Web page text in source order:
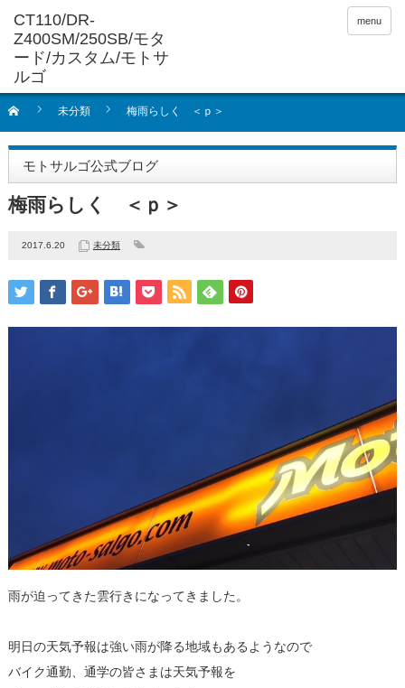
menu
未分類 梅雨らしく ＜ｐ＞
モトサルゴ公式ブログ
梅雨らしく ＜ｐ＞
2017.6.20 未分類
雨が迫ってきた雲行きになってきました。
明日の天気予報は強い雨が降る地域もあるようなので
バイク通勤、通学の皆さまは天気予報を